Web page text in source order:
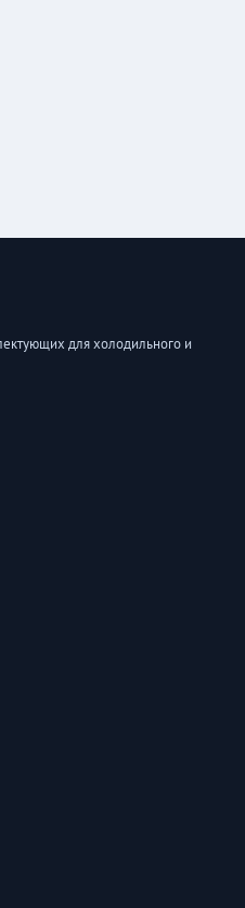
для холодильного и